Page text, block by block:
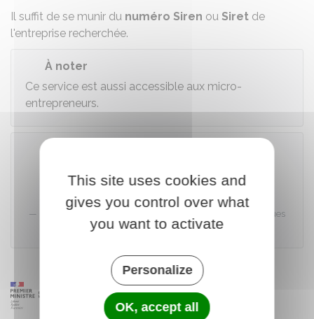
Il suffit de se munir du numéro Siren ou Siret de
l'entreprise recherchée.
À noter
Ce service est aussi accessible aux micro-
entrepreneurs.
Accéder au téléservice
Institut national de la statistique et des études économiques
(Insee)
This site uses cookies and
gives you control over what
you want to activate
Personalize
OK, accept all